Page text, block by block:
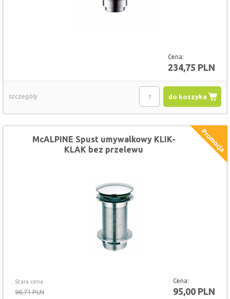
Cena:
234,75 PLN
do koszyka
szczegóły
Stara cena
96,71 PLN
Cena:
95,00 PLN
McALPINE Spust umywalkowy KLIK-
KLAK bez przelewu